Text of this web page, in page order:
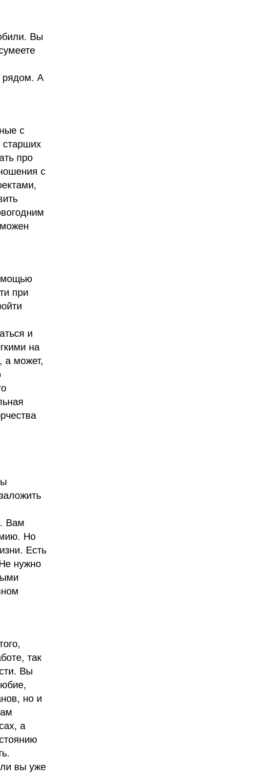
Вы
рядом. А
с
про
с
при
и
на
а может,
Вам
Но
Есть
нужно
так
Вы
но и
а
вы уже